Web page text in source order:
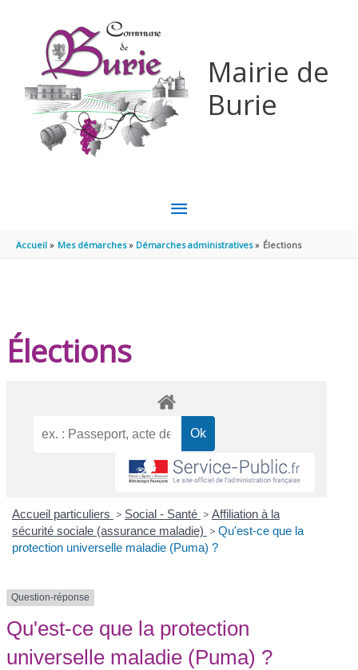
Mairie de
Burie
MENU
PRINCIPAL
Accueil Mes démarches Démarches administratives Élections
Élections
Accueil particuliers > Social - Santé > Affiliation à la
sécurité sociale (assurance maladie) > Qu'est-ce que la
protection universelle maladie (Puma) ?
Question-réponse
Qu'est-ce que la protection
universelle maladie (Puma) ?